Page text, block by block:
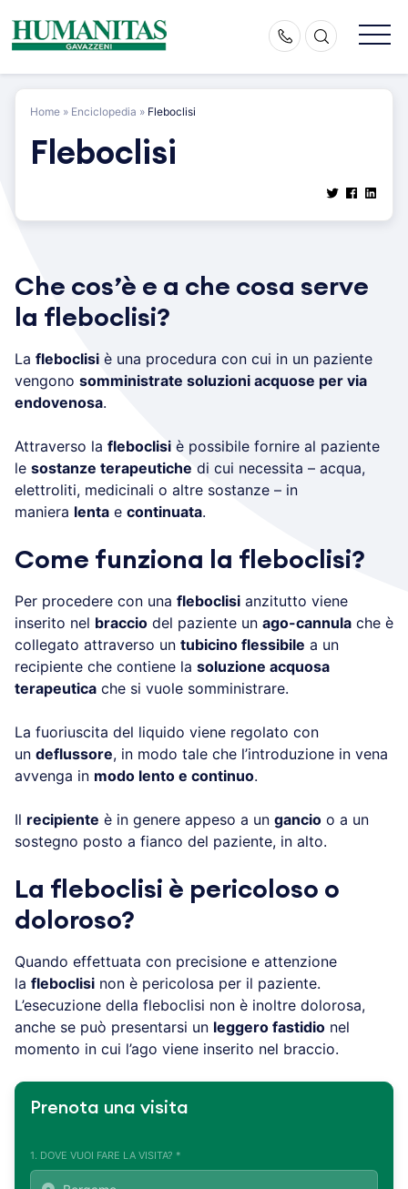
content
Home » Enciclopedia » Fleboclisi
Fleboclisi
Che cos’è e a che cosa serve
la fleboclisi?
La fleboclisi è una procedura con cui in un paziente
vengono somministrate soluzioni acquose per via
endovenosa.
Attraverso la fleboclisi è possibile fornire al paziente
le sostanze terapeutiche di cui necessita – acqua,
elettroliti, medicinali o altre sostanze – in
maniera lenta e continuata.
Come funziona la fleboclisi?
Per procedere con una fleboclisi anzitutto viene
inserito nel braccio del paziente un ago-cannula che è
collegato attraverso un tubicino flessibile a un
recipiente che contiene la soluzione acquosa
terapeutica che si vuole somministrare.
La fuoriuscita del liquido viene regolato con
un deflussore, in modo tale che l’introduzione in vena
avvenga in modo lento e continuo.
Il recipiente è in genere appeso a un gancio o a un
sostegno posto a fianco del paziente, in alto.
La fleboclisi è pericoloso o
doloroso?
Quando effettuata con precisione e attenzione
la fleboclisi non è pericolosa per il paziente.
L’esecuzione della fleboclisi non è inoltre dolorosa,
anche se può presentarsi un leggero fastidio nel
momento in cui l’ago viene inserito nel braccio.
Prenota una visita
1. DOVE VUOI FARE LA VISITA? *